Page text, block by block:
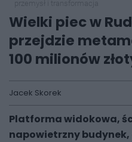
Wielki piec w
przejdzie
100 milionów
Jacek Skorek
Platforma widokowa,
napowietrzny